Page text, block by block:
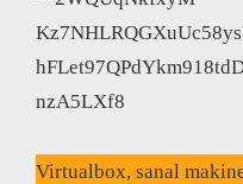
Virtualbox, sanal